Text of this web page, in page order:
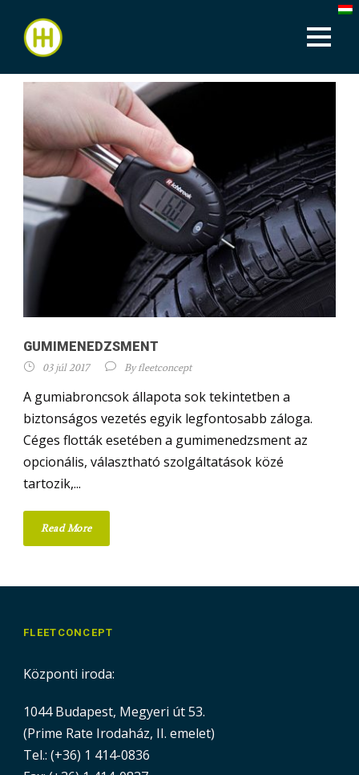
GUMIMENEDZSMENT
03 júl 2017 Byfleetconcept
A gumiabroncsok állapota sok tekintetben a
biztonságos vezetés egyik legfontosabb záloga.
Céges flották esetében a gumimenedzsment az
opcionális, választható szolgáltatások közé
tartozik,...
Read More
FLEETCONCEPT
Központi iroda:
1044 Budapest, Megyeri út 53.
(Prime Rate Irodaház, II. emelet)
Tel.: (+36) 1 414-0836